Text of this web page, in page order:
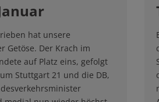
hat unsere
Getöse. Der Krach im
auf Platz eins, gefolgt
Stuttgart 21 und die DB,